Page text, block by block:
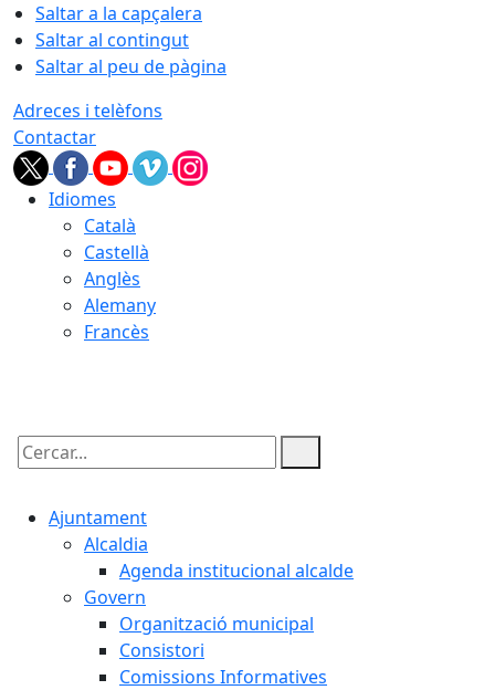
Saltar a la capçalera
Saltar al contingut
Saltar al peu de pàgina
Adreces i telèfons
Contactar
Idiomes
Català
Castellà
Anglès
Alemany
Francès
Cercar:
Ajuntament
Alcaldia
Agenda institucional alcalde
Govern
Organització municipal
Consistori
Comissions Informatives